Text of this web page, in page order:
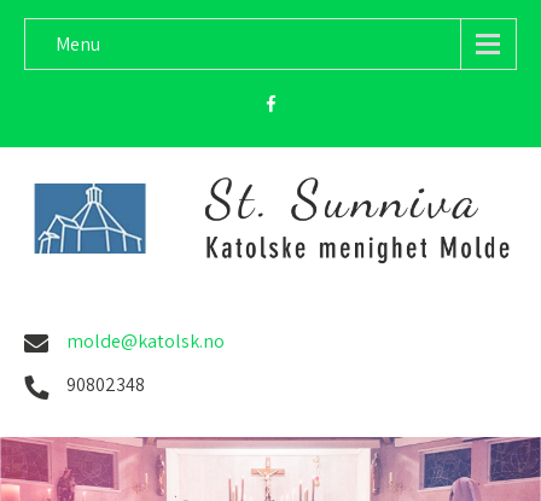
Menu
molde@katolsk.no
90802348